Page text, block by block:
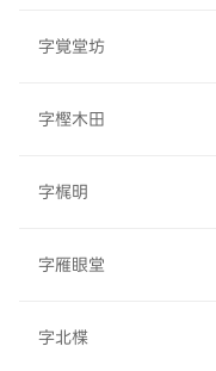
字覚堂坊
字樫木田
字梶明
字雁眼堂
字北楪